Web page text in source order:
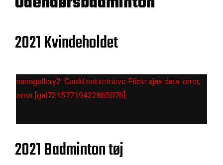
2021 Kvindeholdet
nanogallery2: Could not retrieve Flickr ajax data: error,
error [gal72157719422865076]
2021 Badminton tøj